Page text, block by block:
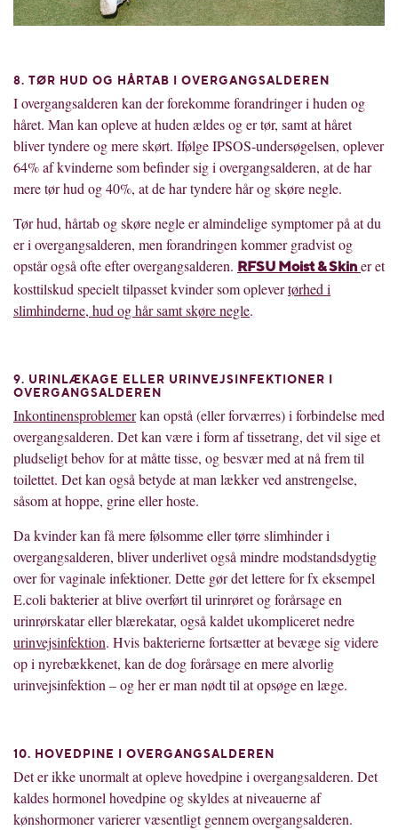
8. TØR HUD OG HÅRTAB I OVERGANGSALDEREN
I overgangsalderen kan der forekomme forandringer i huden og
håret. Man kan opleve at huden ældes og er tør, samt at håret
bliver tyndere og mere skørt. Ifølge IPSOS-undersøgelsen, oplever
64% af kvinderne som befinder sig i overgangsalderen, at de har
mere tør hud og 40%, at de har tyndere hår og skøre negle.
Tør hud, hårtab og skøre negle er almindelige symptomer på at du
er i overgangsalderen, men forandringen kommer gradvist og
opstår også ofte efter overgangsalderen. RFSU Moist & Skin er et
kosttilskud specielt tilpasset kvinder som oplevertørhed i
slimhinderne, hud og hår samt skøre negle.
9. URINLÆKAGE ELLER URINVEJSINFEKTIONER I
OVERGANGSALDEREN
Inkontinensproblemerkan opstå (eller forværres) i forbindelse med
overgangsalderen. Det kan være i form af tissetrang, det vil sige et
pludseligt behov for at måtte tisse, og besvær med at nå frem til
toilettet. Det kan også betyde at man lækker ved anstrengelse,
såsom at hoppe, grine eller hoste.
Da kvinder kan få mere følsomme eller tørre slimhinder i
overgangsalderen, bliver underlivet også mindre modstandsdygtig
over for vaginale infektioner. Dette gør det lettere for fx eksempel
E.coli bakterier at blive overført til urinrøret og forårsage en
urinrørskatar eller blærekatar, også kaldet ukompliceret nedre
urinvejsinfektion. Hvis bakterierne fortsætter at bevæge sig videre
op i nyrebækkenet, kan de dog forårsage en mere alvorlig
urinvejsinfektion – og her er man nødt til at opsøge en læge.
10. HOVEDPINE I OVERGANGSALDEREN
Det er ikke unormalt at opleve hovedpine i overgangsalderen. Det
kaldes hormonel hovedpine og skyldes at niveauerne af
kønshormoner varierer væsentligt gennem overgangsalderen.